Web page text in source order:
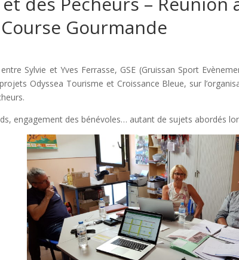
Gourmande
Sylvie et Yves Ferrasse, GSE (Gruissan Sport
Odyssea Tourisme et Croissance Bleue, sur
engagement des bénévoles… autant de sujets abordés